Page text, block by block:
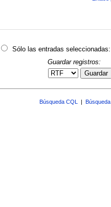
Sólo las entradas seleccionadas:
Guardar registros:
Guardar
Búsqueda CQL